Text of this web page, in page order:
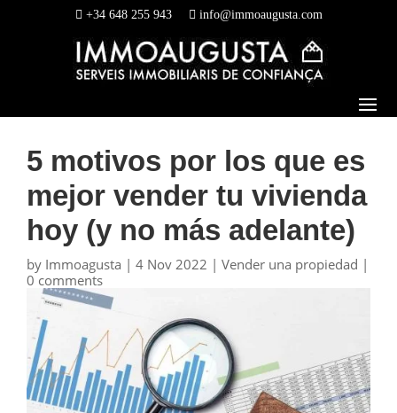
+34 648 255 943 info@immoaugusta.com
5 motivos por los que es
mejor vender tu vivienda
hoy (y no más adelante)
by Immoagusta | 4 Nov 2022 | Vender una propiedad |
0 comments